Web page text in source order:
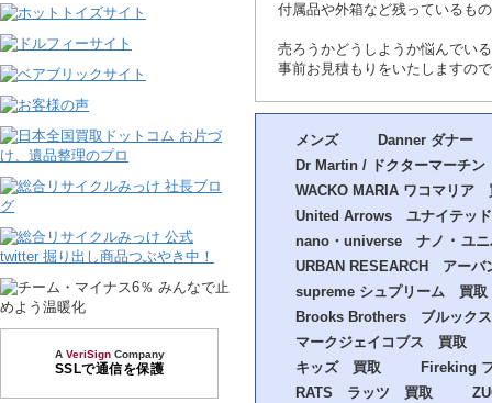
付属品や外箱など残っているも
売ろうかどうしようか悩んでい
事前お見積もりをいたしますの
メンズ
Danner ダナ
Dr Martin / ドクターマーチ
WACKO MARIA ワコマリア
United Arrows ユナイテッ
nano・universe ナノ ･ ユニ
URBAN RESEARCH アー
supreme シュプリーム 買取
Brooks Brothers ブルック
マークジェイコブス 買取
キッズ 買取
Fireking
RATS ラッツ 買取
A VeriSignCompany
SSLで通信を保護